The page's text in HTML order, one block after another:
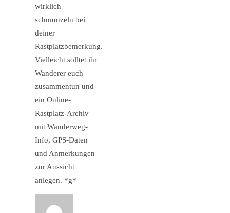
wirklich
schmunzeln bei
deiner
Rastplatzbemerkung.
Vielleicht solltet ihr
Wanderer euch
zusammentun und
ein Online-
Rastplatz-Archiv
mit Wanderweg-
Info, GPS-Daten
und Anmerkungen
zur Aussicht
anlegen. *g*